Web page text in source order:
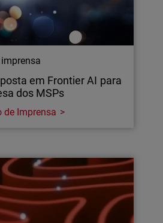
em Frontier AI para
dos MSPs
de Imprensa